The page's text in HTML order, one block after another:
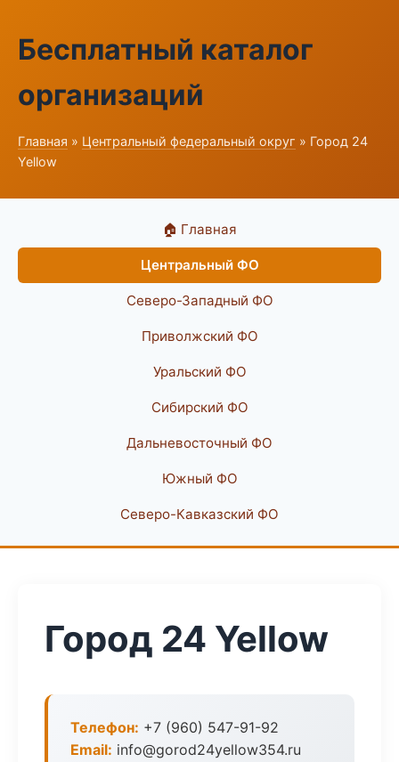
Бесплатный каталог
организаций
Главная » Центральный федеральный округ » Город 24
Yellow
🏠 Главная
Центральный ФО
Северо-Западный ФО
Приволжский ФО
Уральский ФО
Сибирский ФО
Дальневосточный ФО
Южный ФО
Северо-Кавказский ФО
Город 24 Yellow
Телефон: +7 (960) 547-91-92
Email: info@gorod24yellow354.ru